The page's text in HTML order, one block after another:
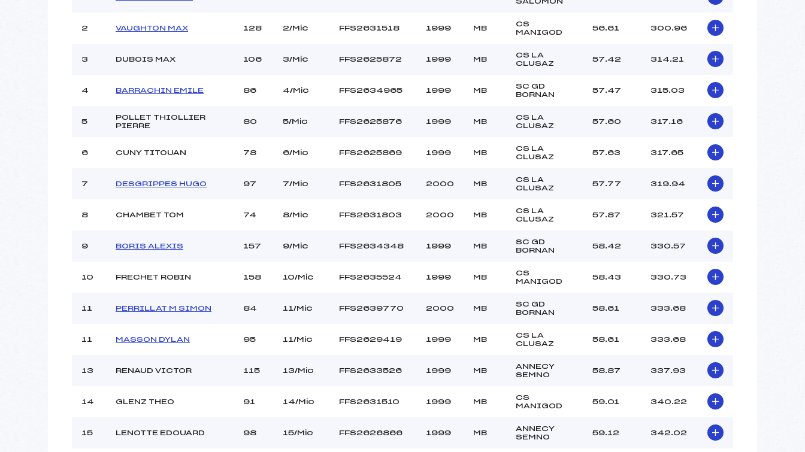
MANCHE 1
Heure de départ :
10H00
Ouvreurs A :
CLUB (MB)
Ouvreurs C :
Ouvreurs D :
Météo :
BEAU
MANCHE 2
Heure de départ :
Ouvreurs A :
Température départ :
– 3°
Pénalité appliquée :
255.0000
2 VAUGHTON MAX 128 2/Mic FFS2631518 1999 MB
CS
MANIGOD
56.61 300.96
3 DUBOIS MAX 106 3/Mic FFS2625872 1999 MB
CS LA
CLUSAZ
57.42 314.21
4 BARRACHIN EMILE 86 4/Mic FFS2634965 1999 MB
SC GD
BORNAN
57.47 315.03
5
POLLET THIOLLIER
PIERRE
80 5/Mic FFS2625876 1999 MB
CS LA
CLUSAZ
57.60 317.16
6 CUNY TITOUAN 78 6/Mic FFS2625869 1999 MB
CS LA
CLUSAZ
57.63 317.65
7 DESGRIPPES HUGO 97 7/Mic FFS2631805 2000 MB
CS LA
CLUSAZ
57.77 319.94
8 CHAMBET TOM 74 8/Mic FFS2631803 2000 MB
CS LA
CLUSAZ
57.87 321.57
9 BORIS ALEXIS 157 9/Mic FFS2634348 1999 MB
SC GD
BORNAN
58.42 330.57
10 FRECHET ROBIN 158 10/Mic FFS2635524 1999 MB
CS
MANIGOD
58.43 330.73
11 PERRILLAT M SIMON 84 11/Mic FFS2639770 2000 MB
SC GD
BORNAN
58.61 333.68
11 MASSON DYLAN 95 11/Mic FFS2629419 1999 MB
CS LA
CLUSAZ
58.61 333.68
13 RENAUD VICTOR 115 13/Mic FFS2633526 1999 MB
ANNECY
SEMNO
58.87 337.93
14 GLENZ THEO 91 14/Mic FFS2631510 1999 MB
CS
MANIGOD
59.01 340.22
15 LENOTTE EDOUARD 98 15/Mic FFS2626866 1999 MB
ANNECY
SEMNO
59.12 342.02